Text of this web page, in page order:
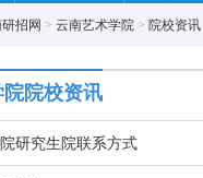
招网 > 云南艺术学院 > 院校资讯
院校资讯
研究生院联系方式